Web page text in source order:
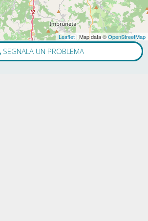
Leaflet | Map data ©OpenStreetMap
SEGNALA UN PROBLEMA